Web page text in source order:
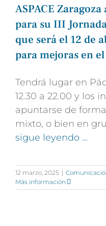
ASPACE
para su III
que será el 12 de
para mejoras en
Tendrá lugar en
12.30 a 22.00 y los
apuntarse de
mixto, o bien en
sigue leyendo …
12 marzo, 2025 |
Más información